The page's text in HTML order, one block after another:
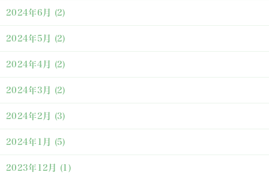
2024年6月 (2)
2024年5月 (2)
2024年4月 (2)
2024年3月 (2)
2024年2月 (3)
2024年1月 (5)
2023年12月 (1)